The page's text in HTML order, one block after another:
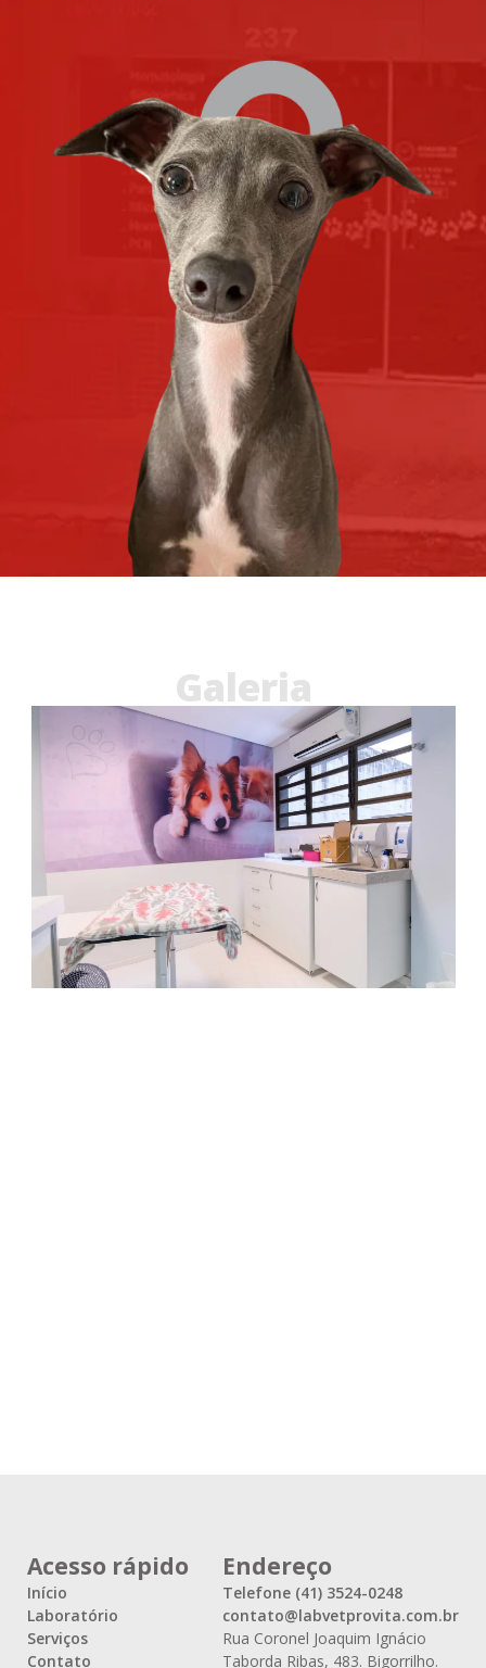
Galeria
Acesso rápido
Início
Laboratório
Serviços
Contato
Endereço
Telefone (41) 3524-0248
contato@labvetprovita.com.br
Rua Coronel Joaquim Ignácio
Taborda Ribas, 483. Bigorrilho.